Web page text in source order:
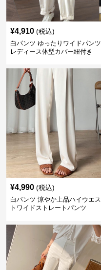
¥4,910 (税込)
白パンツ ゆったりワイドパンツ
レディース体型カバー紐付き
¥4,990 (税込)
白パンツ 涼やか上品ハイウエス
トワイドストレートパンツ